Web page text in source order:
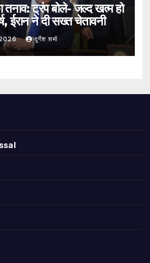
तनाव: ट्रंप बोले- जल्द खत्म हो
ईरान ने दी सख्त चेतावनी
दुर्गेश शर्मा